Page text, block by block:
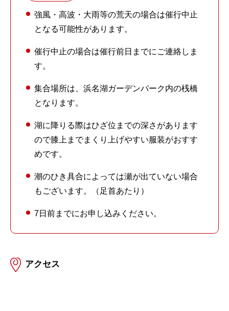
強風・高波・大雨等の荒天の場合は催行中止
となる可能性があります。
催行中止の場合は催行前日までにご連絡しま
す。
集合場所は、浜名湖ガーデンパーク内の桟橋
となります。
湖に降りる際はひざ位までの深さがあります
ので膝上までまくり上げやすい服装がおすす
めです。
潮のひき具合によっては瀬が出ていない場合
もございます。（足首あたり）
7日前までにお申し込みください。
アクセス